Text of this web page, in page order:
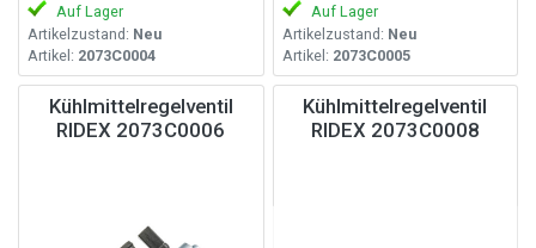
Auf Lager
Artikelzustand: Neu
Artikel: 2073C0004
Auf Lager
Artikelzustand: Neu
Artikel: 2073C0005
Kühlmittelregelventil
RIDEX 2073C0006
Kühlmittelregelventil
RIDEX 2073C0008